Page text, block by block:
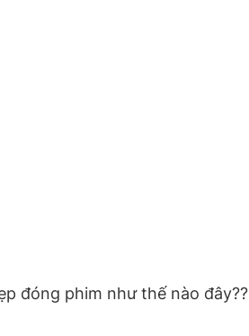
đóng phim như thế nào đây??